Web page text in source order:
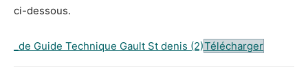
ci-dessous.
_de Guide Technique Gault St denis (2)Télécharger